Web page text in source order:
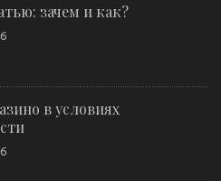
зачем и как?
в условиях